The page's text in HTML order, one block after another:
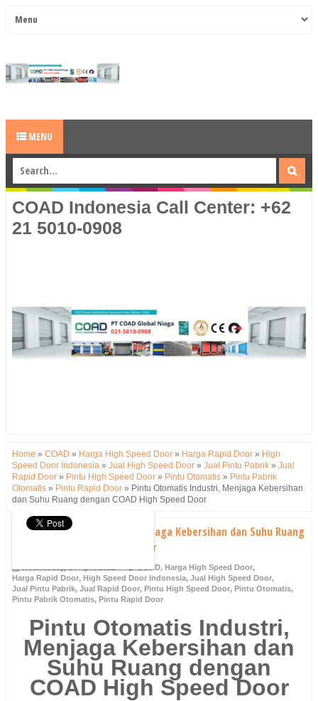
MENU
COAD Indonesia Call Center: +62
21 5010-0908
Home » COAD » Harga High Speed Door » Harga Rapid Door » High
Speed Door Indonesia » Jual High Speed Door » Jual Pintu Pabrik » Jual
Rapid Door » Pintu High Speed Door » Pintu Otomatis » Pintu Pabrik
Otomatis » Pintu Rapid Door » Pintu Otomatis Industri, Menjaga Kebersihan
dan Suhu Ruang dengan COAD High Speed Door
Pintu Otomatis Industri, Menjaga Kebersihan dan Suhu Ruang
dengan COAD High Speed Door
COAD, Harga High Speed Door,
Harga Rapid Door, High Speed Door Indonesia, Jual High Speed Door,
Jual Pintu Pabrik, Jual Rapid Door, Pintu High Speed Door, Pintu Otomatis,
Pintu Pabrik Otomatis, Pintu Rapid Door
Pintu Otomatis Industri,
Menjaga Kebersihan dan
Suhu Ruang dengan
COAD High Speed Door